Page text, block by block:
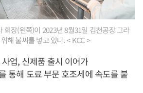
회장(왼쪽)이 2023년 8월31일 김천공장 그라
해 불씨를 넣고 있다. < KCC >
업, 신제품 출시 이어가
통해 도료 부문 호조세에 속도를 붙